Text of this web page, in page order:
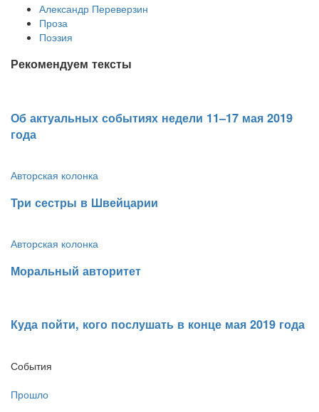
Александр Переверзин
Проза
Поэзия
Рекомендуем тексты
​Об актуальных событиях недели 11–17 мая 2019
года
Авторская колонка
​Три сестры в Швейцарии
Авторская колонка
​Моральный авторитет
Куда пойти, кого послушать в конце мая 2019 года
События
Прошло